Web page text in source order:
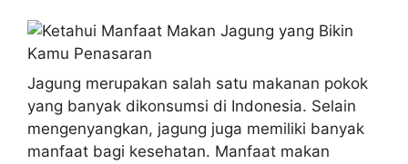
Jagung merupakan salah satu makanan pokok
yang banyak dikonsumsi di Indonesia. Selain
mengenyangkan, jagung juga memiliki banyak
manfaat bagi kesehatan. Manfaat makan